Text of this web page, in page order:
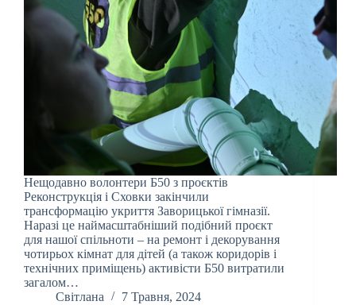
Нещодавно волонтери Б50 з проєктів
Реконструкція і Сховки закінчили
трансформацію укриття Заворицької гімназії.
Наразі це наймасштабніший подібний проєкт
для нашої спільноти – на ремонт і декорування
чотирьох кімнат для дітей (а також коридорів і
технічних приміщень) активісти Б50 витратили
загалом…
Світлана
7 Травня, 2024